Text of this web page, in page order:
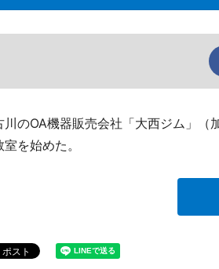
川のOA機器販売会社「大西ジム」
室を始めた。